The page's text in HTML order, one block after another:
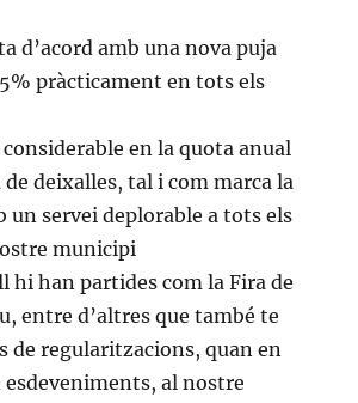
d’acord amb una nova puja
pràcticament en tots els
en la quota anual
deixalles, tal i com marca la
un servei deplorable a tots els
municipi
hi han partides com la Fira de
entre d’altres que també te
de regularitzacions, quan en
al nostre